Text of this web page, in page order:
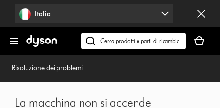
navigazione Italia
Cerca
su
carrello
è
Risoluzione dei problemi
La macchina non si accende